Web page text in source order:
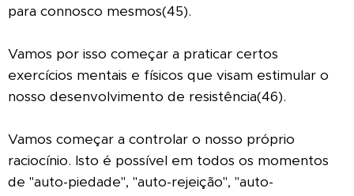
para connosco mesmos(45).
Vamos por isso começar a praticar certos
exercícios mentais e físicos que visam estimular o
nosso desenvolvimento de resistência(46).
Vamos começar a controlar o nosso próprio
raciocínio. Isto é possível em todos os momentos
de "auto-piedade", "auto-rejeição", "auto-